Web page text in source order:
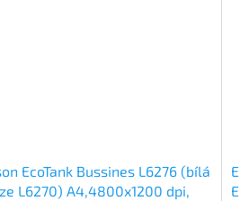
EcoTank Bussines L6276 (bílá
L6270) A4,4800x1200 dpi,